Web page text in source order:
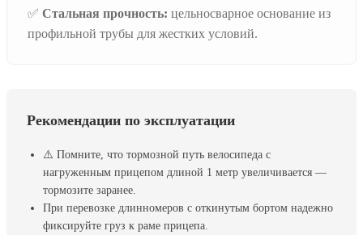
✅ Стальная прочность: цельносварное основание из
профильной трубы для жестких условий.
Рекомендации по эксплуатации
⚠️ Помните, что тормозной путь велосипеда с
нагруженным прицепом длиной 1 метр увеличивается —
тормозите заранее.
При перевозке длинномеров с откинутым бортом надежно
фиксируйте груз к раме прицепа.